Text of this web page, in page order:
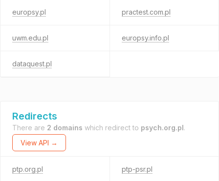
europsy.pl practest.com.pl
uwm.edu.pl europsy.info.pl
dataquest.pl
Redirects
There are 2 domains which redirect to psych.org.pl.
View API →
ptp.org.pl ptp-psr.pl